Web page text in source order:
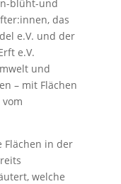
blüht-und
das
e.V. und der
e.V.
und
– mit Flächen
Flächen in der
welche